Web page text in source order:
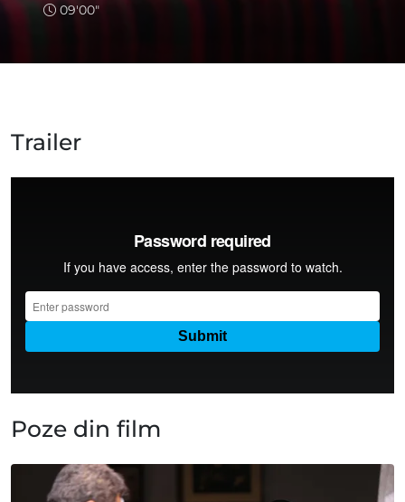
09'00"
Trailer
Poze din film